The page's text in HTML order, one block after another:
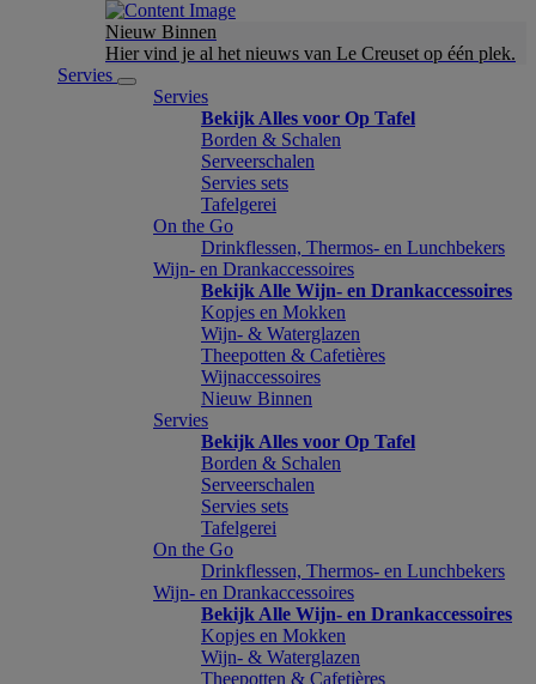
Nieuw Binnen
Hier vind je al het nieuws van Le Creuset op één plek.
Servies
Servies
Bekijk Alles voor Op Tafel
Borden & Schalen
Serveerschalen
Servies sets
Tafelgerei
On the Go
Drinkflessen, Thermos- en Lunchbekers
Wijn- en Drankaccessoires
Bekijk Alle Wijn- en Drankaccessoires
Kopjes en Mokken
Wijn- & Waterglazen
Theepotten & Cafetières
Wijnaccessoires
Nieuw Binnen
Servies
Bekijk Alles voor Op Tafel
Borden & Schalen
Serveerschalen
Servies sets
Tafelgerei
On the Go
Drinkflessen, Thermos- en Lunchbekers
Wijn- en Drankaccessoires
Bekijk Alle Wijn- en Drankaccessoires
Kopjes en Mokken
Wijn- & Waterglazen
Theepotten & Cafetières